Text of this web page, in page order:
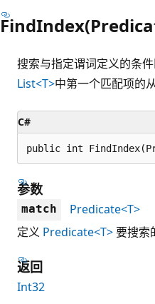
搜索与指定谓词定义的条
List<T>中第一个匹配项的
C#
public int
参数
match
Predicate<T>
定义 Predicate<T>要搜索
返回
Int32